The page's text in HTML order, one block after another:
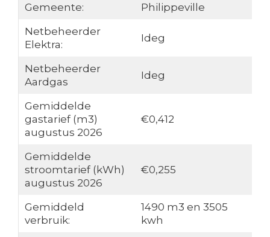
Gemeente:
Philippeville
Netbeheerder
Elektra:
Ideg
Netbeheerder
Aardgas
Ideg
Gemiddelde
gastarief (m3)
augustus 2026
€0,412
Gemiddelde
stroomtarief (kWh)
augustus 2026
€0,255
Gemiddeld
verbruik:
1490 m3 en 3505
kwh